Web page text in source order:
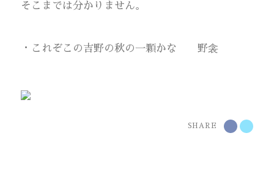
そこまでは分かりません。
・これぞこの吉野の秋の一顆かな 野衾
SHARE